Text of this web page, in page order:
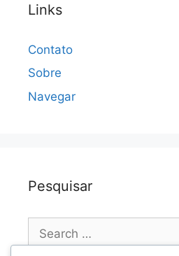
Links
Contato
Sobre
Navegar
Pesquisar
for: